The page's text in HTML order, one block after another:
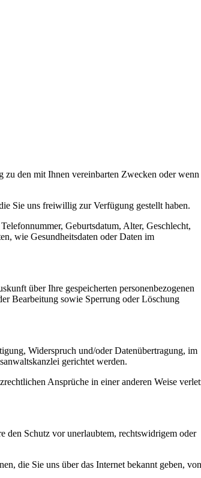
den mit Ihnen vereinbarten Zwecken oder wenn
Sie uns freiwillig zur Verfügung gestellt haben.
Geburtsdatum, Alter, Geschlecht,
wie Gesundheitsdaten oder Daten im
über Ihre gespeicherten personenbezogenen
Bearbeitung sowie Sperrung oder Löschung
Widerspruch und/oder Datenübertragung, im
gerichtet werden.
Ansprüche in einer anderen Weise
den Schutz vor unerlaubtem, rechtswidrigem oder
die Sie uns über das Internet bekannt geben,